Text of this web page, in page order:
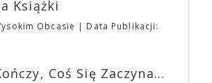
W biały dzień” zrealizował najbardziej
pozwolił mu w pełni podzielić
lękami, wizją świata, a przede
kinach od 21 kwietnia.
przekąski a przed halą
FoodTrucków. Życzymy Wam
czasu oczekiwania na nadchodzącą
Książki
Obcasie
Data Publikacji:
Coś Się Zaczyna...